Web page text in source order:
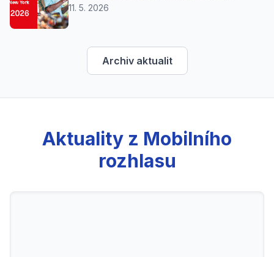
11. 5. 2026
Archiv aktualit
Aktuality z Mobilního
rozhlasu